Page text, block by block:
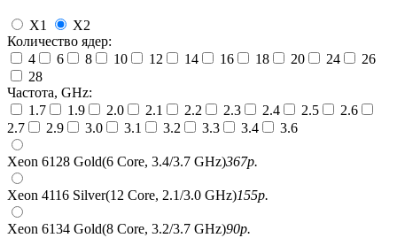
X1
X2
Количество ядер:
4
6 8 10 12 14 16 18 20 24
26
28
Частота, GHz:
1.7
1.9 2.0 2.1 2.2 2.3 2.4 2.5
2.6
2.7
2.9 3.0 3.1 3.2 3.3 3.4 3.6
Xeon 6128 Gold(6 Core, 3.4/3.7 GHz)367р.
Xeon 4116 Silver(12 Core, 2.1/3.0 GHz)155р.
Xeon 6134 Gold(8 Core, 3.2/3.7 GHz)90р.